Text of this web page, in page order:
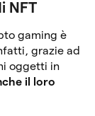
NFT
gaming è
grazie ad
oggetti in
il loro